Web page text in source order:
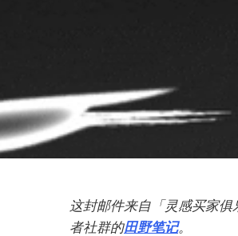
这封邮件来自「灵感买家
者社群的田野笔记。